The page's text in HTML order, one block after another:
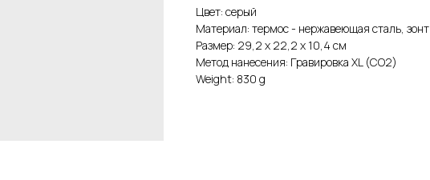
Цвет: серый
Материал: термос - нержавеющая сталь, зонт
Размер: 29,2 х 22,2 х 10,4 см
Метод нанесения: Гравировка XL (СО2)
Weight: 830 g